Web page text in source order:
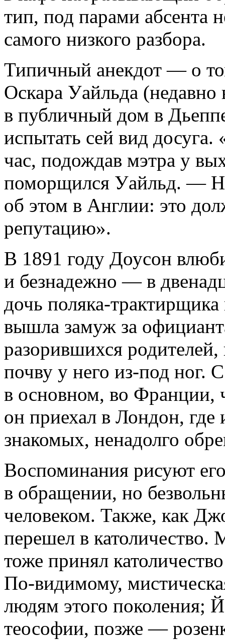
тип, под парами абсента
самого низкого разбора.
Типичный анекдот — о
Оскара Уайльда
в публичный дом в
испытать сей вид
час, подождав мэтра у
поморщился Уайльд. —
об этом в Англии: это
репутацию».
В 1891 году Доусон
и безнадежно — в
дочь поляка-
вышла замуж за
разорившихся
почву у него из-под ног.
в основном, во Франции,
он приехал в Лондон, где
знакомых, ненадолго
Воспоминания рисуют
в обращении, но
человеком. Также, как
перешел в
тоже принял
По-видимому,
людям этого поколения;
теософии, позже —